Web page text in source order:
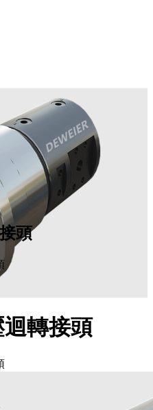
頭
轉接頭